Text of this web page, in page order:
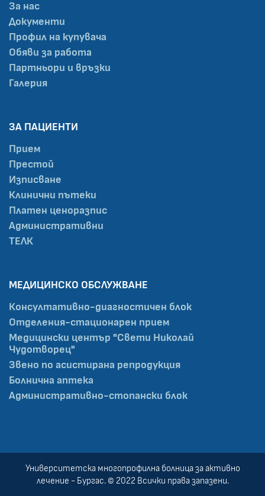
За нас
Документи
Профил на купувача
Обяви за работа
Партньори и връзки
Галерия
ЗА ПАЦИЕНТИ
Прием
Престой
Изписване
Клинични пътеки
Платен ценоразпис
Административни
ТЕЛК
МЕДИЦИНСКО ОБСЛУЖВАНЕ
Консултативно-диагностичен блок
Отделения-стационарен прием
Медицински център "Свети Николай
Чудотворец"
Звено по асистирана репродукция
Болнична аптека
Административно-стопански блок
Университетска многопрофилна болница за активно
лечение - Бургас. © 2022 Всички права запазени.